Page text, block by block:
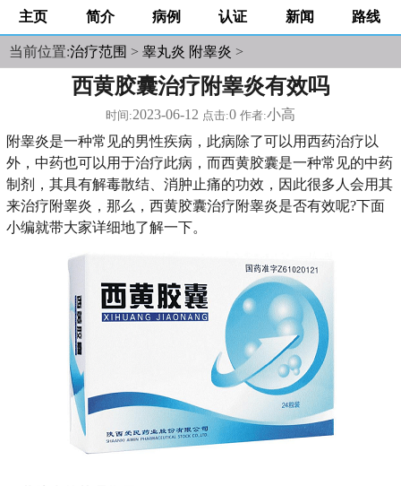
主页 简介 病例 认证 新闻 路线
当前位置:治疗范围 > 睾丸炎 附睾炎 >
西黄胶囊治疗附睾炎有效吗
时间:2023-06-12 点击:0 作者:小高
附睾炎是一种常见的男性疾病，此病除了可以用西药治疗以
外，中药也可以用于治疗此病，而西黄胶囊是一种常见的中药
制剂，其具有解毒散结、消肿止痛的功效，因此很多人会用其
来治疗附睾炎，那么，西黄胶囊治疗附睾炎是否有效呢?下面
小编就带大家详细地了解一下。